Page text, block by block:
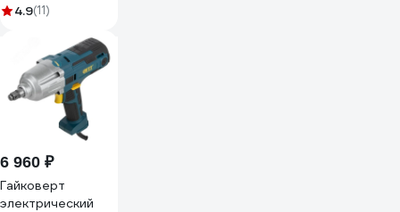
4.9(11)
6 960 ₽
Гайковерт
электрический